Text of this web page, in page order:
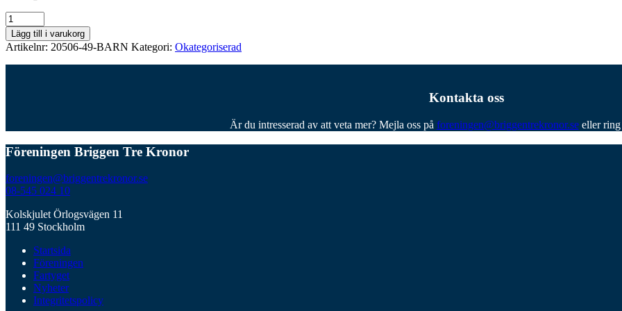
Barn
mängd
Lägg till i varukorg
Artikelnr: 20506-49-BARN Kategori: Okategoriserad
Kontakta oss
Är du intresserad av att veta mer? Mejla oss på foreningen@briggentrekronor.seeller ring
Föreningen Briggen Tre Kronor
foreningen@briggentrekronor.se
08-545 024 10
Kolskjulet Örlogsvägen 11
111 49 Stockholm
Startsida
Föreningen
Fartyget
Nyheter
Integritetspolicy